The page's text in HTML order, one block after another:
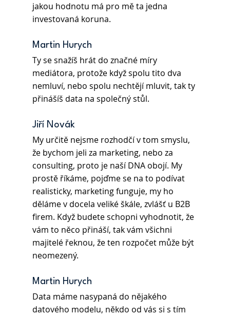
jakou hodnotu má pro mě ta jedna
investovaná koruna.
Martin Hurych
Ty se snažíš hrát do značné míry
mediátora, protože když spolu tito dva
nemluví, nebo spolu nechtějí mluvit, tak ty
přinášíš data na společný stůl.
Jiří Novák
My určitě nejsme rozhodčí v tom smyslu,
že bychom jeli za marketing, nebo za
consulting, proto je naší DNA obojí. My
prostě říkáme, pojďme se na to podívat
realisticky, marketing funguje, my ho
děláme v docela veliké škále, zvlášť u B2B
firem. Když budete schopni vyhodnotit, že
vám to něco přináší, tak vám všichni
majitelé řeknou, že ten rozpočet může být
neomezený.
Martin Hurych
Data máme nasypaná do nějakého
datového modelu, někdo od vás si s tím